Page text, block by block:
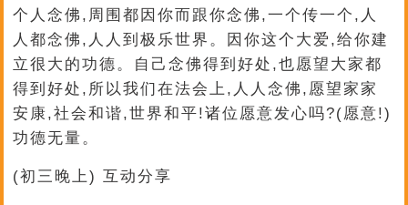
个人念佛,周围都因你而跟你念佛,一个传一个,人
人都念佛,人人到极乐世界。因你这个大爱,给你建
立很大的功德。自己念佛得到好处,也愿望大家都
得到好处,所以我们在法会上,人人念佛,愿望家家
安康,社会和谐,世界和平!诸位愿意发心吗?(愿意!)
功德无量。
(初三晚上) 互动分享